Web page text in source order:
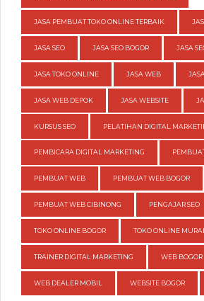
JASA PEMBUAT TOKO ONLINE TERBAIK
JASA SEO JASA SEO BOGOR JASA
JASA TOKO ONLINE JASA WEB
JASA WEB DEPOK JASA WEBSITE
KURSUS SEO PELATIHAN DIGITAL
PEMBICARA DIGITAL MARKETING
PEMBUAT WEB PEMBUAT WEB BOGOR
PEMBUAT WEB CIBINONG PENGAJAR SEO
TOKO ONLINE BOGOR TOKO ONLINE
TRAINER DIGITAL MARKETING WEB BOGOR
WEB DEALER MOBIL WEBSITE BOGOR